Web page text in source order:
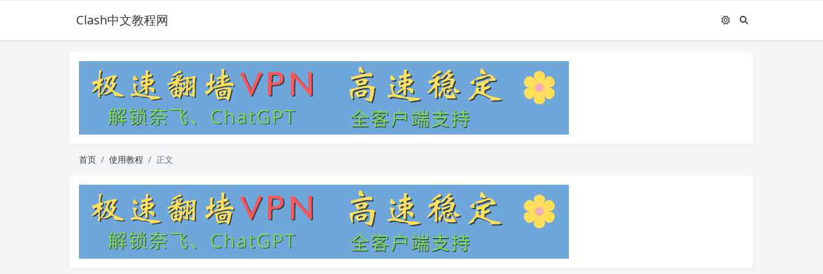
Clash中文教程网
首页 使用教程 正文